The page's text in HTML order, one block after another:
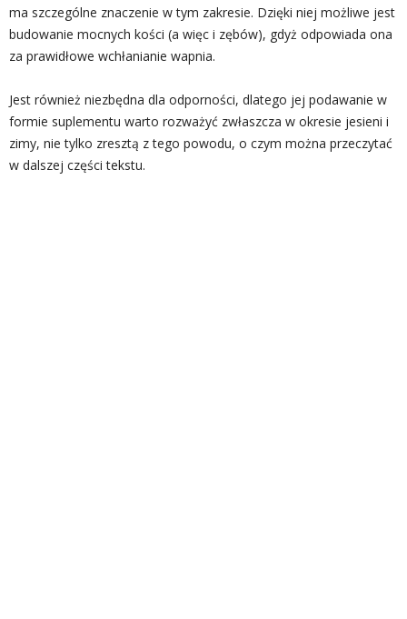
ma szczególne znaczenie w tym zakresie. Dzięki niej możliwe jest
budowanie mocnych kości (a więc i zębów), gdyż odpowiada ona
za prawidłowe wchłanianie wapnia.
Jest również niezbędna dla odporności, dlatego jej podawanie w
formie suplementu warto rozważyć zwłaszcza w okresie jesieni i
zimy, nie tylko zresztą z tego powodu, o czym można przeczytać
w dalszej części tekstu.